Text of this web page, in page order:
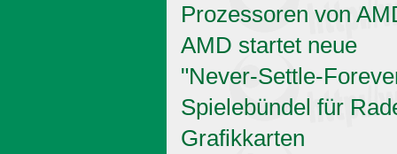
Prozessoren von
AMD startet neue
"Never-Settle-
Spielebündel für
Grafikkarten